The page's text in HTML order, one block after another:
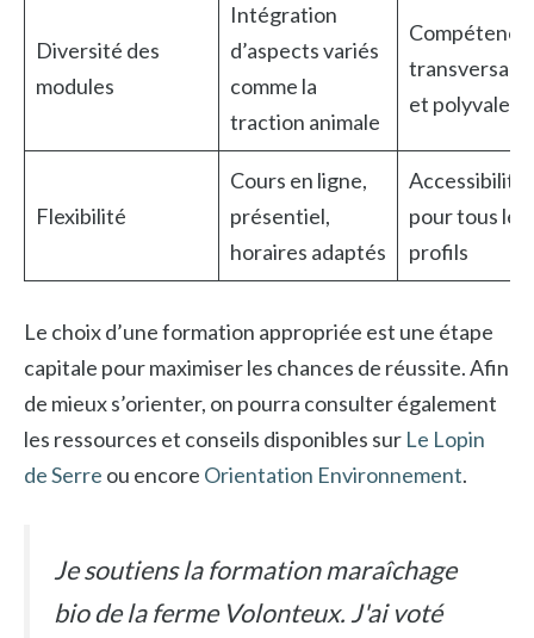
Diversité des
modules
Intégration
d’aspects variés
comme la
traction animale
transversales
et
Flexibilité
Cours en ligne,
présentiel,
horaires adaptés
Accessibilité
pour tous les
profils
Le choix d’une formation appropriée est une étape
capitale pour maximiser les chances de réussite. Afin
de mieux s’orienter, on pourra consulter également
les ressources et conseils disponibles sur Le Lopin
de Serre ou encore Orientation Environnement.
Je soutiens la formation maraîchage
bio de la ferme Volonteux. J'ai voté